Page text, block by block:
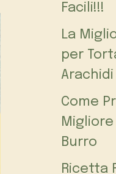
Facili!!!
La
per
Arachidi
Come
Migliore
Burro
Ricetta